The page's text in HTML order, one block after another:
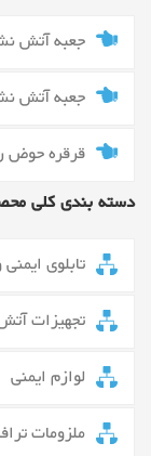
جعبه آتش
جعبه آتش
قرقره حوض
دسته بندی کلی
تابلوی
تجهیزات
لوازم ایمنی
ملزومات